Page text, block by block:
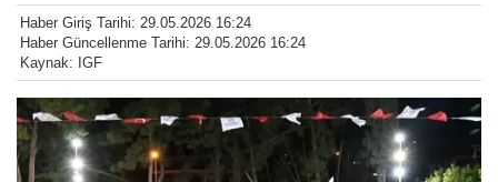
Haber Giriş Tarihi: 29.05.2026 16:24
Haber Güncellenme Tarihi: 29.05.2026 16:24
Kaynak: IGF